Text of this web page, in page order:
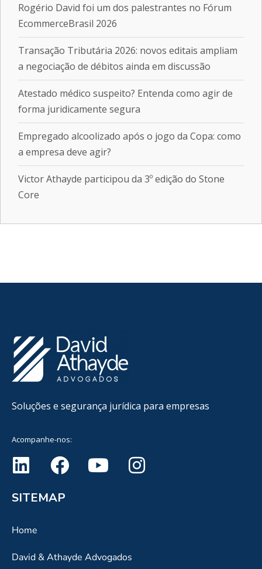
Rogério David foi um dos palestrantes no Fórum
EcommerceBrasil 2026
Transação Tributária 2026: novos editais ampliam
a negociação de débitos ainda em discussão
Atestado médico suspeito? Entenda como agir de
forma juridicamente segura
Empregado alcoolizado após o jogo da Copa: como
a empresa deve agir?
Victor Athayde participou da 3º edição do Stone
Core
Soluções e segurança jurídica para empresas
Acompanhe-nos:
SITEMAP
Home
David & Athayde Advogados